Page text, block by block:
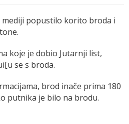
popustilo korito broda i
koje je dobio Jutarnji list,
se s broda.
brod inače prima 180
putnika je bilo na brodu.